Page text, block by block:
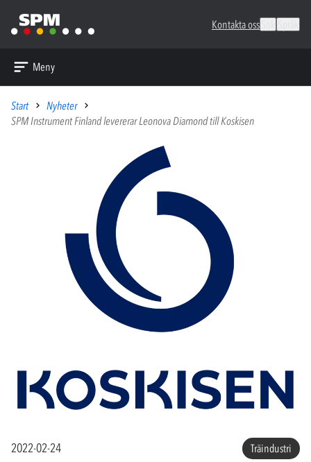
Kontakta oss
Meny
Start
Nyheter
SPM Instrument Finland levererar Leonova Diamond till Koskisen
2022-02-24 Träindustri